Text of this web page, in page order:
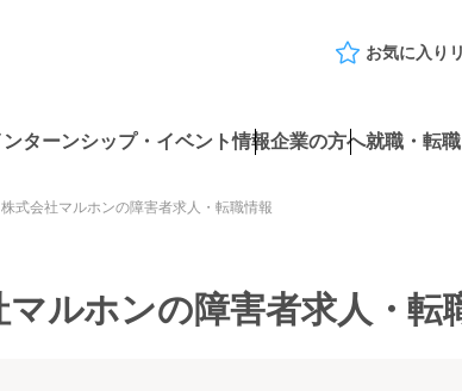
お気に入り
ンターンシップ・イベント情報企業の方へ就職・転
株式会社マルホンの障害者求人・転職情報
マルホンの障害者求人・転